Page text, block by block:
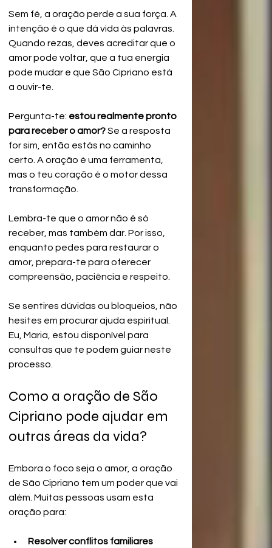
Sem fé, a oração perde a sua força. A
intenção é o que dá vida às palavras.
Quando rezas, deves acreditar que o
amor pode voltar, que a tua energia
pode mudar e que São Cipriano está
a ouvir-te.
Pergunta-te: estou realmente pronto
para receber o amor? Se a resposta
for sim, então estás no caminho
certo. A oração é uma ferramenta,
mas o teu coração é o motor dessa
transformação.
Lembra-te que o amor não é só
receber, mas também dar. Por isso,
enquanto pedes para restaurar o
amor, prepara-te para oferecer
compreensão, paciência e respeito.
Se sentires dúvidas ou bloqueios, não
hesites em procurar ajuda espiritual.
Eu, Maria, estou disponível para
consultas que te podem guiar neste
processo.
Como a oração de São
Cipriano pode ajudar em
outras áreas da vida?
Embora o foco seja o amor, a oração
de São Cipriano tem um poder que vai
além. Muitas pessoas usam esta
oração para:
Resolver conflitos familiares